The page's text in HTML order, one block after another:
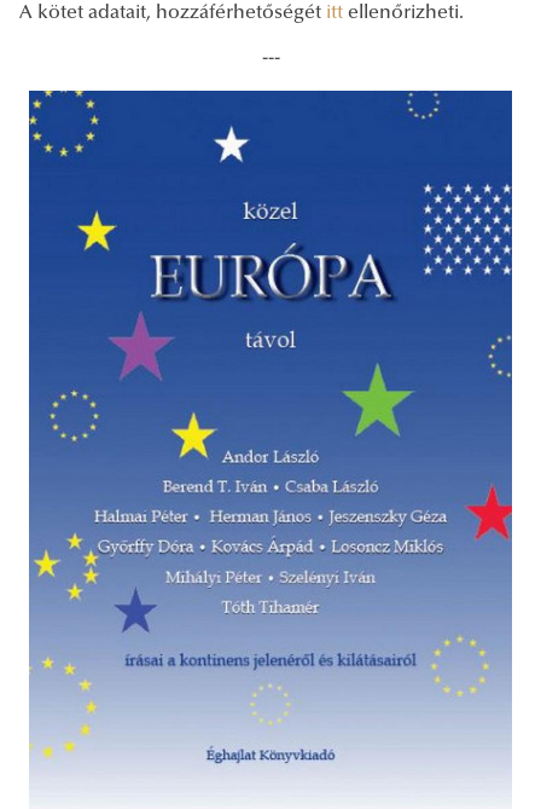
A kötet adatait, hozzáférhetőségét itt ellenőrizheti.
---